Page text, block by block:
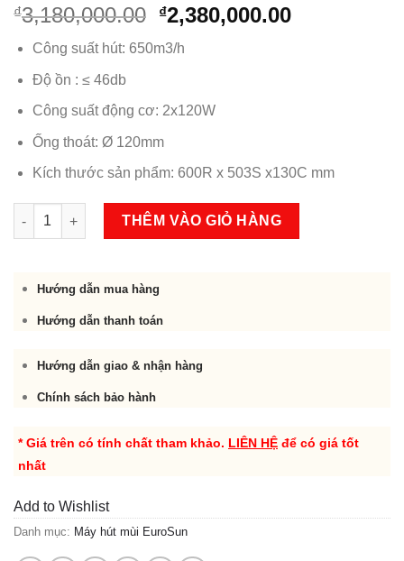
₫3,180,000.00 Original
was:
₫2,380,000.00Current
Công suất hút: 650m3/h
Độ ồn : ≤ 46db
Công suất động cơ: 2x120W
Ống thoát: Ø 120mm
Kích thước sản phẩm: 600R x 503S x130C mm
Máy hút mùi Eurosun EH-60C25 số lượng
THÊM VÀO GIỎ HÀNG
Hướng dẫn mua hàng
Hướng dẫn thanh toán
Hướng dẫn giao & nhận hàng
Chính sách bảo hành
* Giá trên có tính chất tham khảo. LIÊN HỆ để có giá tốt
nhất
Add to Wishlist
Danh mục: Máy hút mùi EuroSun